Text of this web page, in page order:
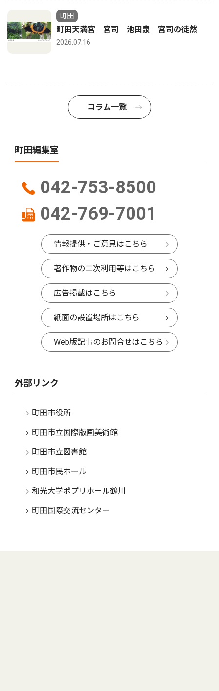
町田
町田天満宮 宮司 池田泉 宮司の徒然
2026.07.16
コラム一覧
町田編集室
042-753-8500
042-769-7001
情報提供・ご意見はこちら
著作物の二次利用等はこちら
広告掲載はこちら
紙面の設置場所はこちら
Web版記事のお問合せはこちら
外部リンク
町田市役所
町田市立国際版画美術館
町田市立図書館
町田市民ホール
和光大学ポプリホール鶴川
町田国際交流センター